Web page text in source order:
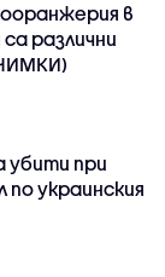
в
различни
убити при
по украинския